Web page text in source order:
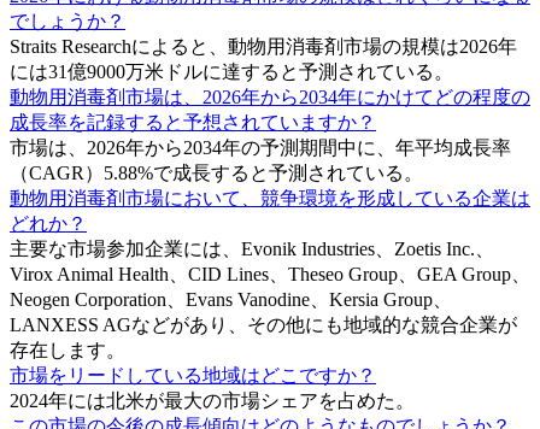
でしょうか？
Straits Researchによると、動物用消毒剤市場の規模は2026年
には31億9000万米ドルに達すると予測されている。
動物用消毒剤市場は、2026年から2034年にかけてどの程度の
成長率を記録すると予想されていますか？
市場は、2026年から2034年の予測期間中に、年平均成長率
（CAGR）5.88%で成長すると予測されている。
動物用消毒剤市場において、競争環境を形成している企業は
どれか？
主要な市場参加企業には、Evonik Industries、Zoetis Inc.、
Virox Animal Health、CID Lines、Theseo Group、GEA Group、
Neogen Corporation、Evans Vanodine、Kersia Group、
LANXESS AGなどがあり、その他にも地域的な競合企業が
存在します。
市場をリードしている地域はどこですか？
2024年には北米が最大の市場シェアを占めた。